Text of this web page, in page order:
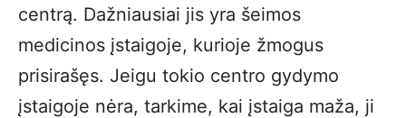
centrą. Dažniausiai jis yra šeimos
medicinos įstaigoje, kurioje žmogus
prisirašęs. Jeigu tokio centro gydymo
įstaigoje nėra, tarkime, kai įstaiga maža, ji